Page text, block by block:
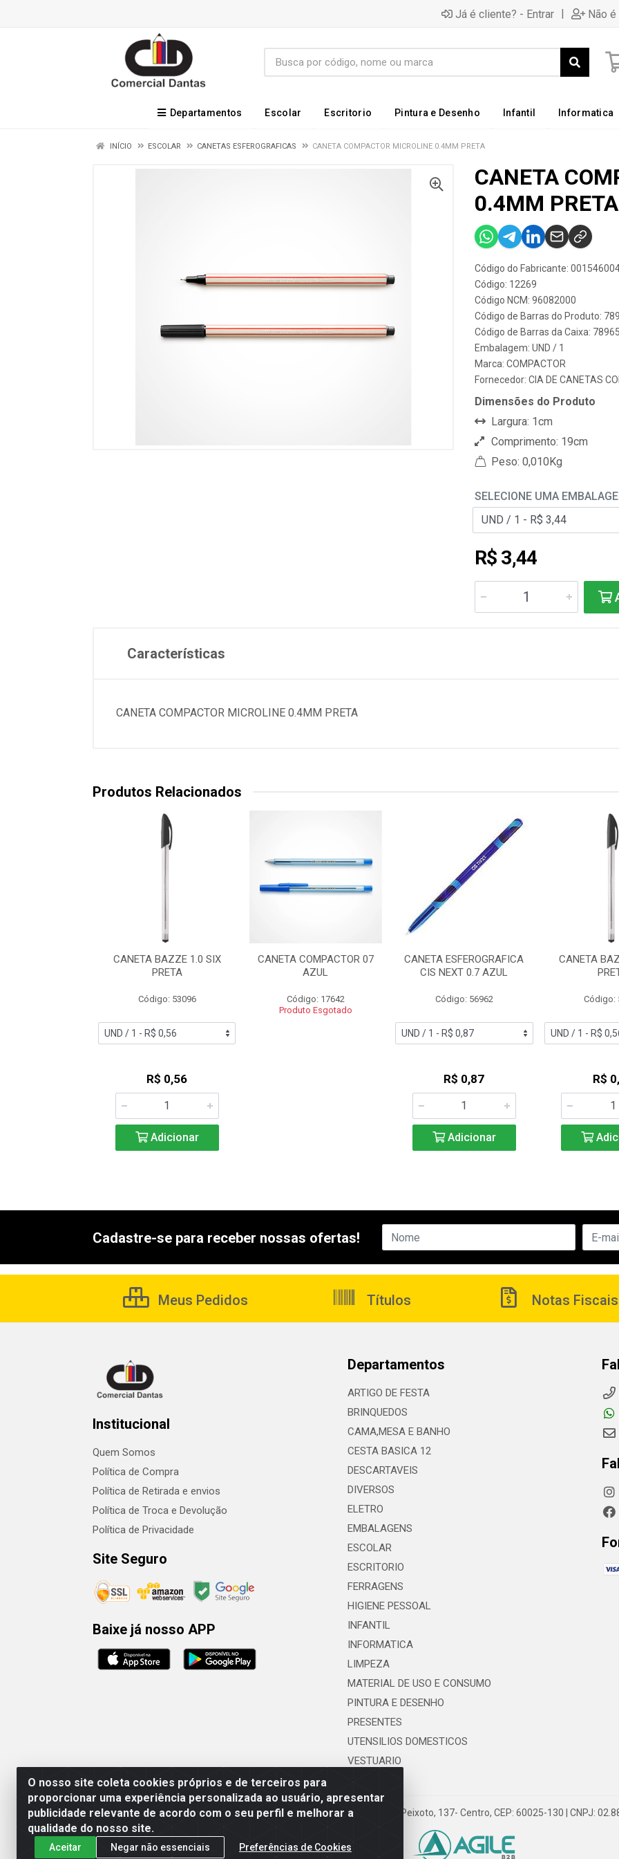
Já é cliente? - Entrar | Não
Departamentos Escolar Escritorio Pintura e Desenho Infantil Informatica
INÍCIO ESCOLAR CANETAS ESFEROGRAFICAS CANETA COMPACTOR MICROLINE 0.4MM PRETA
CANETA
0.4MM PRETA
Código do Fabricante:
Código: 12269
Código NCM: 96082000
Código de Barras do Produto:
Código de Barras da Caixa:
Embalagem: UND / 1
Marca: COMPACTOR
Fornecedor: CIA DE CANETAS
Dimensões do Produto
Largura: 1cm
Comprimento: 19cm
Peso: 0,010Kg
SELECIONE UMA
R$ 3,44
Características
CANETA COMPACTOR MICROLINE 0.4MM PRETA
Produtos Relacionados
CANETA BAZZE 1.0 SIX
PRETA
Código: 53096
R$ 0,56
Adicionar
CANETA COMPACTOR 07
AZUL
Código: 17642
Produto Esgotado
CANETA ESFEROGRAFICA
CIS NEXT 0.7 AZUL
Código: 56962
R$ 0,87
Adicionar
CANETA
Código:
R$
O nosso site coleta cookies próprios e de terceiros para
proporcionar uma experiência personalizada ao usuário, apresentar
publicidade relevante de acordo com o seu perfil e melhorar a
qualidade do nosso site.
Aceitar Negar não essenciais Preferências de Cookies
Cadastre-se para receber nossas ofertas!
Meus Pedidos Títulos Notas Fiscais
Institucional
Quem Somos
Política de Compra
Política de Retirada e envios
Política de Troca e Devolução
Política de Privacidade
Site Seguro
Baixe já nosso APP
Departamentos
ARTIGO DE FESTA
BRINQUEDOS
CAMA,MESA E BANHO
CESTA BASICA 12
DESCARTAVEIS
DIVERSOS
ELETRO
EMBALAGENS
ESCOLAR
ESCRITORIO
FERRAGENS
HIGIENE PESSOAL
INFANTIL
INFORMATICA
LIMPEZA
MATERIAL DE USO E CONSUMO
PINTURA E DESENHO
PRESENTES
UTENSILIOS DOMESTICOS
VESTUARIO
Rafael & Dantas LTDA - Rua Floriano Peixoto, 137- Centro, CEP: 60025-130 | CNPJ: